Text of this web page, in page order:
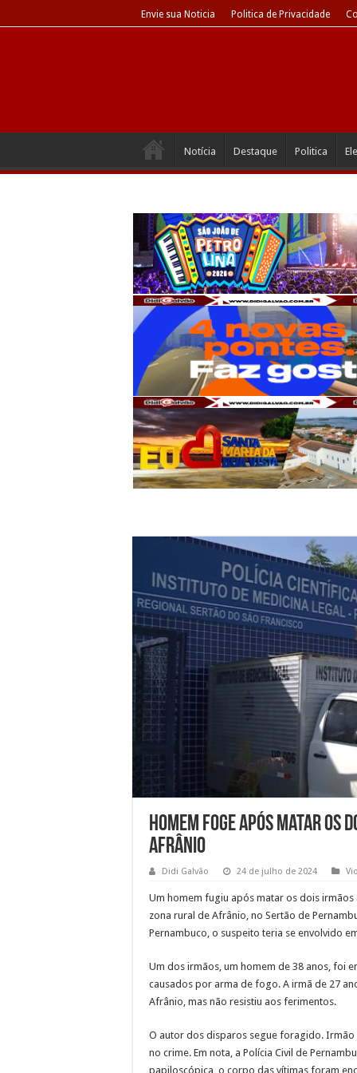
Envie sua Noticia Politica de Privacidade
Notícia Destaque Politica
Homem foge após matar
Afrânio
Didi Galvão 24 de julho de 2024
Um homem fugiu após matar os dois
zona rural de Afrânio, no Sertão de
Pernambuco, o suspeito teria se envolvido
Um dos irmãos, um homem de 38 anos, foi
causados por arma de fogo. A irmã de 27
Afrânio, mas não resistiu aos ferimentos.
O autor dos disparos segue foragido.
no crime. Em nota, a Polícia Civil de
papiloscópica, o corpo das vítimas foram